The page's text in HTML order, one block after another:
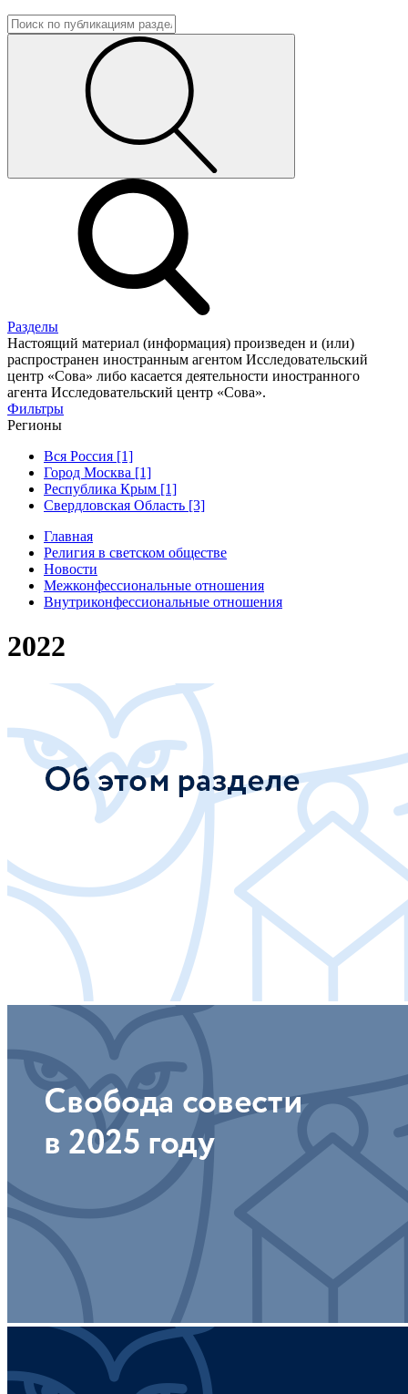
Разделы
Настоящий материал (информация) произведен и (или)
распространен иностранным агентом Исследовательский
центр «Сова» либо касается деятельности иностранного
агента Исследовательский центр «Сова».
Фильтры
Регионы
Вся Россия [1]
Город Москва [1]
Республика Крым [1]
Свердловская Область [3]
Главная
Религия в светском обществе
Новости
Межконфессиональные отношения
Внутриконфессиональные отношения
2022